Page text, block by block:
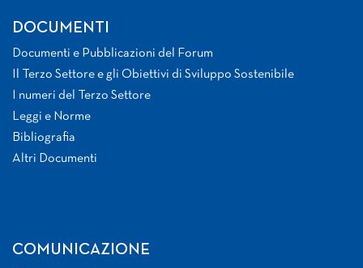
DOCUMENTI
Documenti e Pubblicazioni del Forum
Il Terzo Settore e gli Obiettivi di Sviluppo Sostenibile
I numeri del Terzo Settore
Leggi e Norme
Bibliografia
Altri Documenti
COMUNICAZIONE